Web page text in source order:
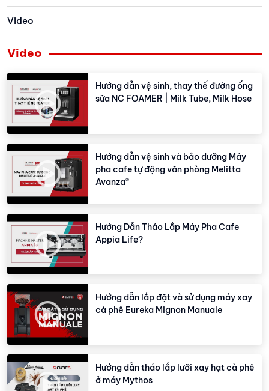
Video
Video
Hướng dẫn vệ sinh, thay thế đường ống
sữa NC FOAMER | Milk Tube, Milk Hose
Hướng dẫn vệ sinh và bảo dưỡng Máy
pha cafe tự động văn phòng Melitta
Avanza®
Hướng Dẫn Tháo Lắp Máy Pha Cafe
Appia Life?
Hướng dẫn lắp đặt và sử dụng máy xay
cà phê Eureka Mignon Manuale
Hướng dẫn tháo lắp lưỡi xay hạt cà phê
ở máy Mythos